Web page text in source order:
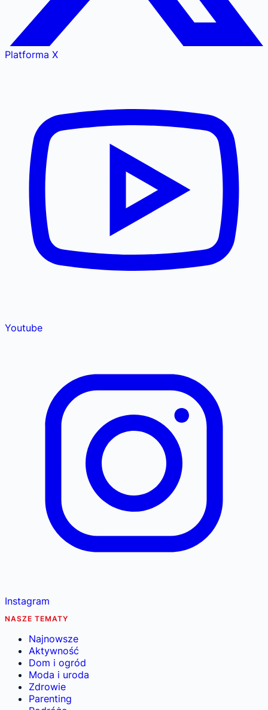
Platforma X
Youtube
Instagram
NASZE TEMATY
Najnowsze
Aktywność
Dom i ogród
Moda i uroda
Zdrowie
Parenting